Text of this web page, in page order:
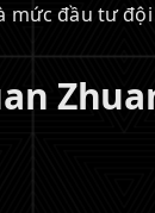
mức đầu tư